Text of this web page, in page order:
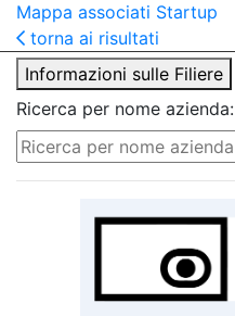
Mappa associati Startup
torna ai risultati
Informazioni sulle Filiere
Ricerca per nome azienda: